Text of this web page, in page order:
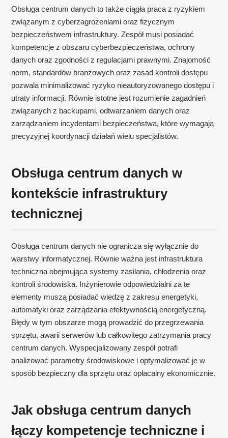
Obsługa centrum danych to także ciągła praca z ryzykiem
związanym z cyberzagrożeniami oraz fizycznym
bezpieczeństwem infrastruktury. Zespół musi posiadać
kompetencje z obszaru cyberbezpieczeństwa, ochrony
danych oraz zgodności z regulacjami prawnymi. Znajomość
norm, standardów branżowych oraz zasad kontroli dostępu
pozwala minimalizować ryzyko nieautoryzowanego dostępu i
utraty informacji. Równie istotne jest rozumienie zagadnień
związanych z backupami, odtwarzaniem danych oraz
zarządzaniem incydentami bezpieczeństwa, które wymagają
precyzyjnej koordynacji działań wielu specjalistów.
Obsługa centrum danych w
kontekście infrastruktury
technicznej
Obsługa centrum danych nie ogranicza się wyłącznie do
warstwy informatycznej. Równie ważna jest infrastruktura
techniczna obejmująca systemy zasilania, chłodzenia oraz
kontroli środowiska. Inżynierowie odpowiedzialni za te
elementy muszą posiadać wiedzę z zakresu energetyki,
automatyki oraz zarządzania efektywnością energetyczną.
Błędy w tym obszarze mogą prowadzić do przegrzewania
sprzętu, awarii serwerów lub całkowitego zatrzymania pracy
centrum danych. Wyspecjalizowany zespół potrafi
analizować parametry środowiskowe i optymalizować je w
sposób bezpieczny dla sprzętu oraz opłacalny ekonomicznie.
Jak obsługa centrum danych
łączy kompetencje techniczne i